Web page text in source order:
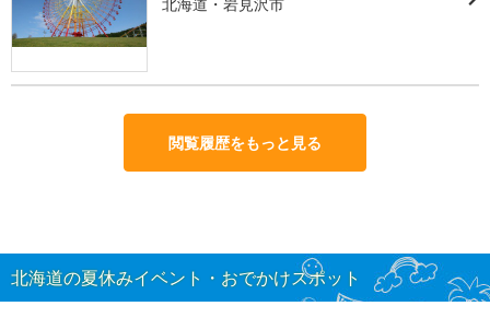
閲覧履歴をもっと見る
北海道の夏休みイベント・おでかけスポット